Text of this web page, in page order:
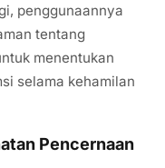
penggunaannya
tentang
menentukan
selama kehamilan
Pencernaan